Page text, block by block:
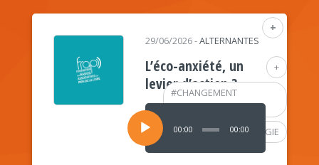
+
+
#CHANGEMENT
CLIMATIQUE
#PSYCHOLOGIE
29/06/2026-ALTERNANTES
L’éco-anxiété, un
levier d’action ?
Lecteur
audio
00:00 00:00